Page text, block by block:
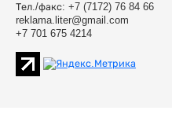
Тел./факс: +7 (7172) 76 84 66
reklama.liter@gmail.com
+7 701 675 4214